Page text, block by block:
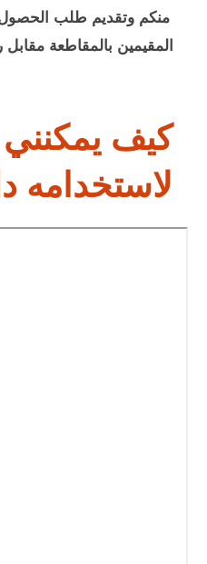
منكم وتقديم طلب الحصول
المقيمين بالمقاطعة
كيف يمكنني
لاستخدامه